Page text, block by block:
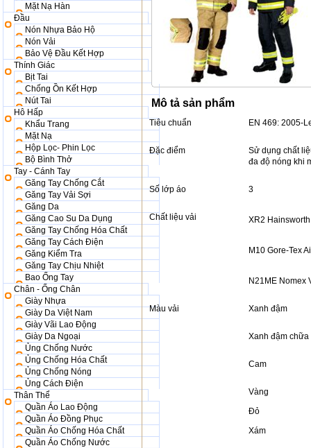
Mặt Nạ Hàn
Đầu
Nón Nhựa Bảo Hộ
Nón Vải
Bảo Vệ Đầu Kết Hợp
Thính Giác
Bịt Tai
Chống Ồn Kết Hợp
Nút Tai
Hô Hấp
Khẩu Trang
Mặt Nạ
Hộp Lọc- Phin Lọc
Bộ Bình Thở
Tay - Cánh Tay
Găng Tay Chống Cắt
Găng Tay Vải Sợi
Găng Da
Găng Cao Su Da Dụng
Găng Tay Chống Hóa Chất
Găng Tay Cách Điện
Găng Kiểm Tra
Găng Tay Chịu Nhiệt
Bao Ống Tay
Chân - Ống Chân
Giày Nhựa
Giày Da Việt Nam
Giày Vãi Lao Động
Giày Da Ngoại
Ủng Chống Nước
Ủng Chống Hóa Chất
Ủng Chống Nóng
Ủng Cách Điện
Thân Thể
Quần Áo Lao Động
Quần Áo Đồng Phục
Quần Áo Chống Hóa Chất
Quần Áo Chống Nước
Mô tả sản phẩm
Tiêu chuẩn EN 469: 2005-
Đặc điểm
Sử dụng chất
đa độ nóng khi
Số lớp áo 3
Chất liệu vải XR2
M10 Gore-Tex
N21ME Nomex
Màu vải Xanh đậm
Xanh đậm chữa
Cam
Vàng
Đỏ
Xám